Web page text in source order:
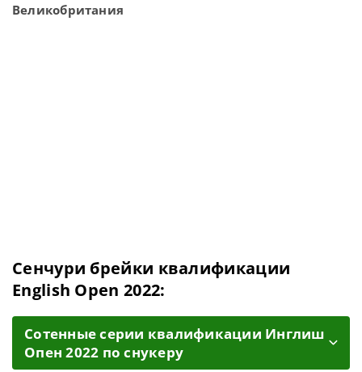
Великобритания
Сенчури брейки квалификации
English Open 2022:
Cотенные серии квалификации Инглиш
Опен 2022 по снукеру